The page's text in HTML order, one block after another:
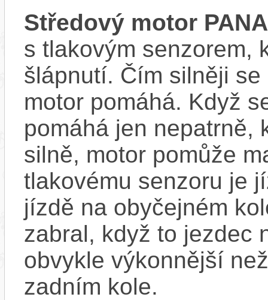
Středový motor
s tlakovým senzorem,
šlápnutí. Čím silněji
motor pomáhá. Když
pomáhá jen nepatrně,
silně, motor pomůže
tlakovému senzoru je
jízdě na obyčejném
zabral, když to jezdec
obvykle výkonnější
zadním kole.